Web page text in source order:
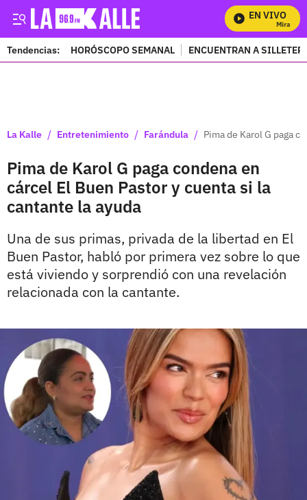
EN VIVO
Mira
Tendencias: HORÓSCOPO SEMANAL ENCUENTRAN A
La Kalle / Entretenimiento / Farándula / Pima de Karol G paga
Pima de Karol G paga condena en
cárcel El Buen Pastor y cuenta si la
cantante la ayuda
Una de sus primas, privada de la libertad en El
Buen Pastor, habló por primera vez sobre lo que
está viviendo y sorprendió con una revelación
relacionada con la cantante.